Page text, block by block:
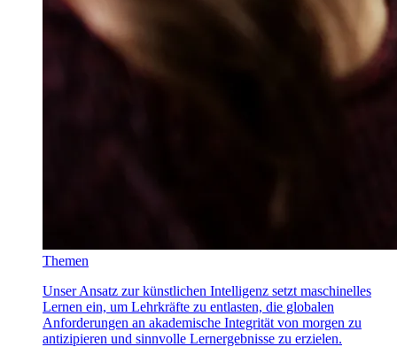
Themen
Unser Ansatz zur künstlichen Intelligenz setzt maschinelles
Lernen ein, um Lehrkräfte zu entlasten, die globalen
Anforderungen an akademische Integrität von morgen zu
antizipieren und sinnvolle Lernergebnisse zu erzielen.